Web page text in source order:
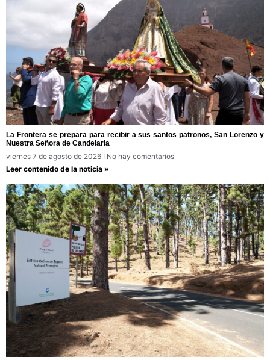
La Frontera se prepara para recibir a sus santos patronos, San Lorenzo y
Nuestra Señora de Candelaria
viernes 7 de agosto de 2026
No hay comentarios
Leer contenido de la noticia »